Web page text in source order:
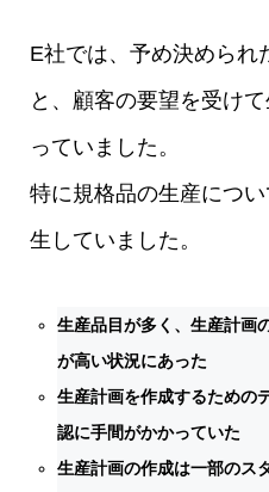
E社では、予め決められ
と、顧客の要望を受け
っていました。
特に規格品の生産につ
生していました。
生産品目が多く、生産計画
が高い状況にあった
生産計画を作成するための
認に手間がかかっていた
生産計画の作成は一部のス